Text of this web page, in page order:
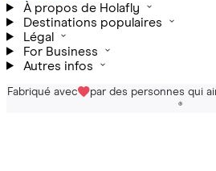
À propos de Holafly
Destinations populaires
Légal
For Business
Autres infos
Fabriqué avec par des personnes qui
®